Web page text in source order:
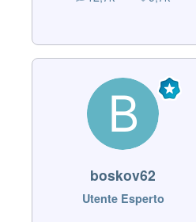
boskov62
Utente Esperto